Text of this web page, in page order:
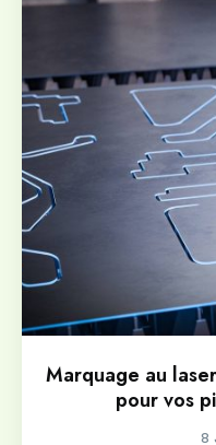
Marquage au
pour vos
8